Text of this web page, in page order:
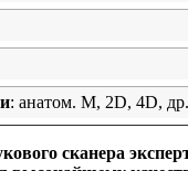
: анатом. М, 2D, 4D, др.
сканера